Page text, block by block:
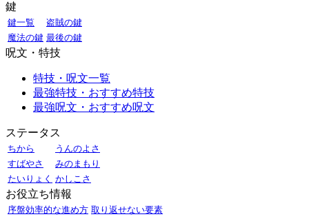
鍵
鍵一覧
盗賊の鍵
魔法の鍵 最後の鍵
呪文・特技
特技・呪文一覧
最強特技・おすすめ特技
最強呪文・おすすめ呪文
ステータス
ちから
うんのよさ
すばやさ
みのまもり
たいりょく かしこさ
お役立ち情報
序盤効率的な進め方 取り返せない要素